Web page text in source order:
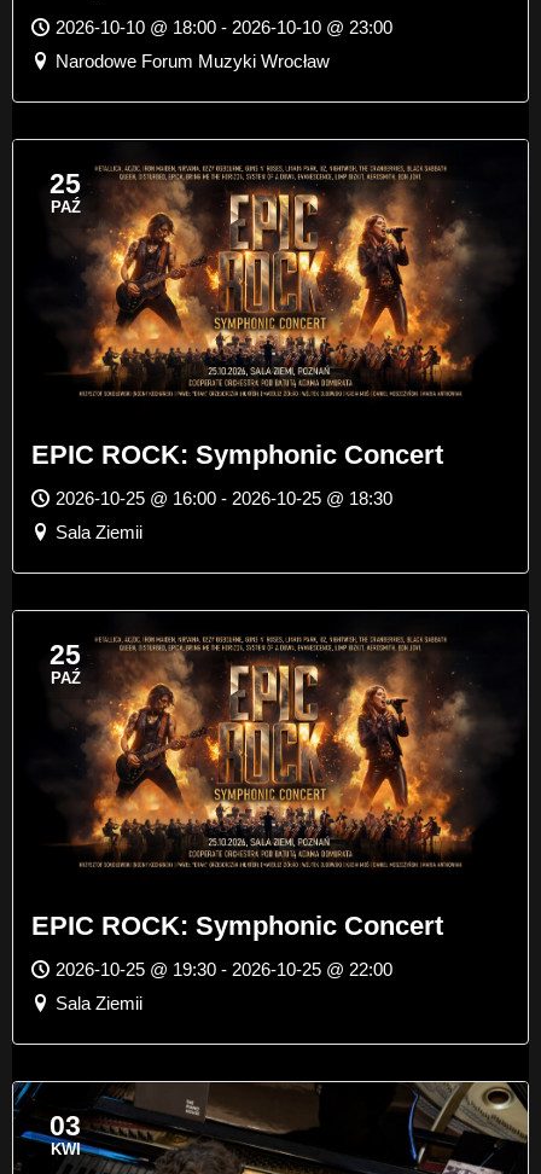
2026-10-10 @ 18:00 - 2026-10-10 @ 23:00
Narodowe Forum Muzyki Wrocław
25
PAŹ
EPIC ROCK: Symphonic Concert
2026-10-25 @ 16:00 - 2026-10-25 @ 18:30
Sala Ziemii
25
PAŹ
EPIC ROCK: Symphonic Concert
2026-10-25 @ 19:30 - 2026-10-25 @ 22:00
Sala Ziemii
03
KWI